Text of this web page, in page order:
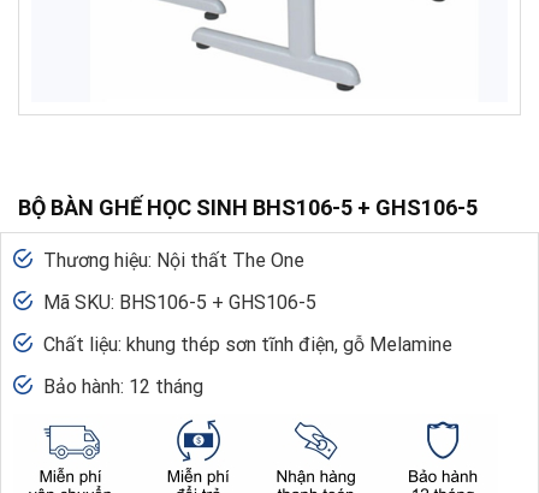
BỘ BÀN GHẾ HỌC SINH BHS106-5 + GHS106-5
Thương hiệu: Nội thất The One
Mã SKU: BHS106-5 + GHS106-5
Chất liệu: khung thép sơn tĩnh điện, gỗ Melamine
Bảo hành: 12 tháng